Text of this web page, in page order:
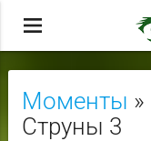
menu
Моменты »
Струны 3